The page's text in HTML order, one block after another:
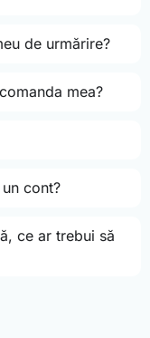
de urmărire?
mea?
cont?
ce ar trebui să